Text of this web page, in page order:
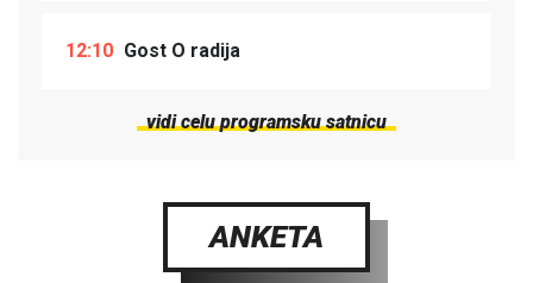
12:10 Gost O radija
vidi celu programsku satnicu
ANKETA